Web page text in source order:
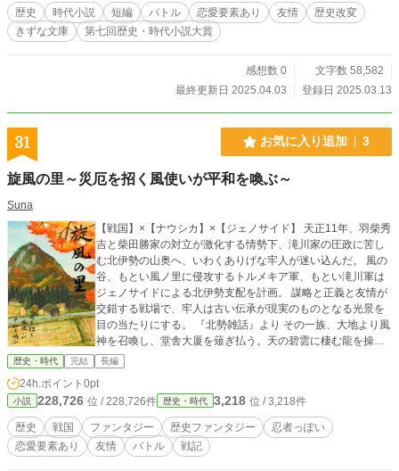
歴史 時代小説 短編 バトル 恋愛要素あり 友情
歴史改変
きずな文庫
第七回歴史・時代小説大賞
感想数 0
文字数 58,582
最終更新日 2025.04.03
登録日 2025.03.13
31 お気に入り追加 3
旋風の里～災厄を招く風使いが平和を喚ぶ～
Suna
【戦国】×【ナウシカ】×【ジェノサイド】 天正11年、羽柴秀
吉と柴田勝家の対立が激化する情勢下、滝川家の圧政に苦し
む北伊勢の山奥へ、いわくありげな牢人が迷い込んだ。 風の
谷、もとい風ノ里に侵攻するトルメキア軍、もとい滝川軍は
ジェノサイドによる北伊勢支配を計画。 謀略と正義と友情が
交錯する戦場で、牢人は古い伝承が現実のものとなる光景を
目の当たりにする。 『北勢雑話』より その一族、大地より風
神を召喚し、堂舎大厦を薙ぎ払う。天の碧雲に棲む龍を操
り、雷によりて惣別衆生を焼き尽くさん。大いなる災厄を招
く、風の妖魔の眷属なり。 ノベルアッププラスでも連載中で
歴史・時代 完結 長編
24h.ポイント 0pt
小説 228,726 位 / 228,726件 歴史・時代 3,218 位 / 3,218件
歴史 戦国 ファンタジー 歴史ファンタジー
忍者っぽい
恋愛要素あり
友情 バトル 戦記